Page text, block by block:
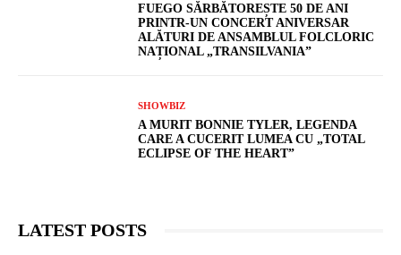
FUEGO SĂRBĂTOREȘTE 50 DE ANI
PRINTR-UN CONCERT ANIVERSAR
ALĂTURI DE ANSAMBLUL FOLCLORIC
NAȚIONAL „TRANSILVANIA”
SHOWBIZ
A MURIT BONNIE TYLER, LEGENDA
CARE A CUCERIT LUMEA CU „TOTAL
ECLIPSE OF THE HEART”
LATEST POSTS